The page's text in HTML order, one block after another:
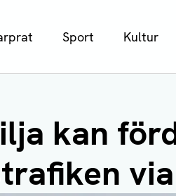
Sport Kultur
kan